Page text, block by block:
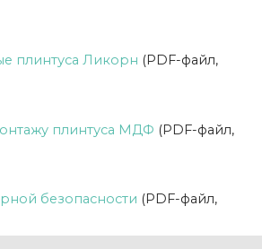
плинтуса Ликорн (PDF-файл,
плинтуса МДФ (PDF-файл,
безопасности (PDF-файл,